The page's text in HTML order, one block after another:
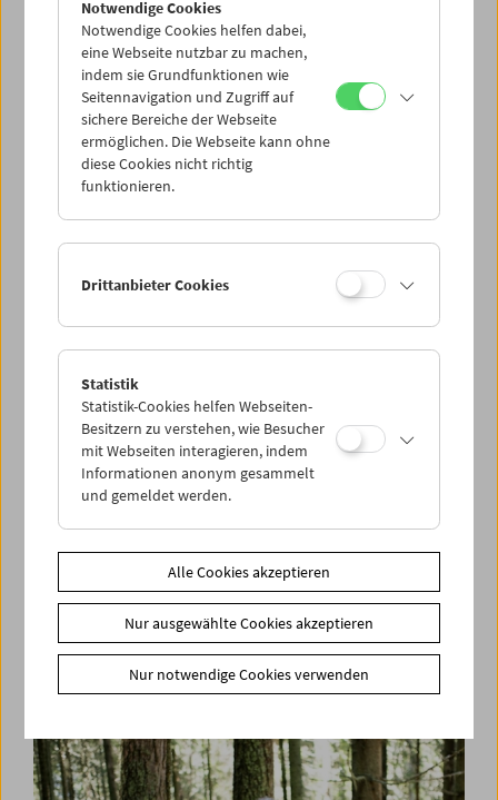
AnspruchEinspruch
44. Duisburger Filmwoche zu Gast im
Filmmuseum
Den Wortschatz des Widerstands entwickeln
Symposium und Filme
Notwendige Cookies
Notwendige Cookies helfen dabei,
eine Webseite nutzbar zu machen,
indem sie Grundfunktionen wie
Seitennavigation und Zugriff auf
sichere Bereiche der Webseite
ermöglichen. Die Webseite kann ohne
diese Cookies nicht richtig
funktionieren.
Drittanbieter Cookies
Statistik
Statistik-Cookies helfen Webseiten-
Besitzern zu verstehen, wie Besucher
mit Webseiten interagieren, indem
Informationen anonym gesammelt
und gemeldet werden.
Alle Cookies akzeptieren
Nur ausgewählte Cookies akzeptieren
Nur notwendige Cookies verwenden